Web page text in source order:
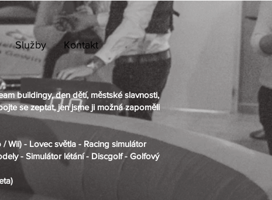
buildingy, den dětí, městské slavnosti,
se zeptat, jen jsme ji možná zapoměli
/ Wii) - Lovec světla - Racing simulátor
- Simulátor létání - Discgolf - Golfový
Služby Kontakt